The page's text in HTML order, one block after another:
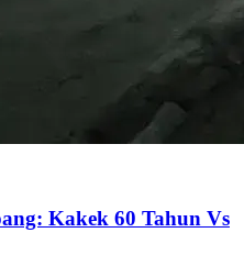
Kakek 60 Tahun Vs